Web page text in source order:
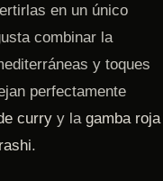
en un único
combinar la
y toques
perfectamente
curry y la gamba roja
.